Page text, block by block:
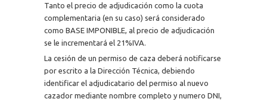
Tanto el precio de adjudicación como la cuota
complementaria (en su caso) será considerado
como BASE IMPONIBLE, al precio de adjudicación
se le incrementará el 21%IVA.
La cesión de un permiso de caza deberá notificarse
por escrito a la Dirección Técnica, debiendo
identificar el adjudicatario del permiso al nuevo
cazador mediante nombre completo y numero DNI,